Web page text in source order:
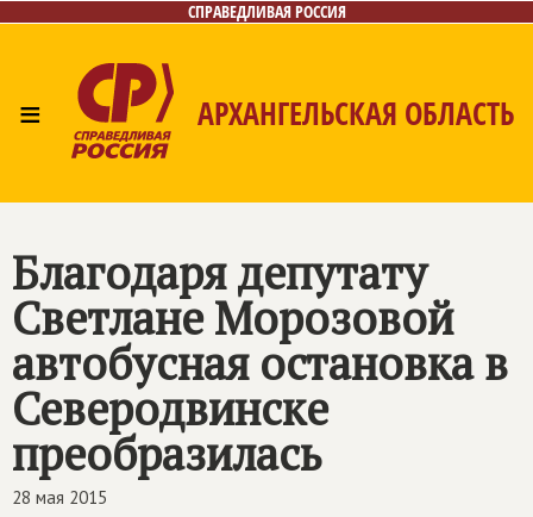
СПРАВЕДЛИВАЯ РОССИЯ
≡ АРХАНГЕЛЬСКАЯ ОБЛАСТЬ
Благодаря депутату
Светлане Морозовой
автобусная остановка в
Северодвинске
преобразилась
28 мая 2015